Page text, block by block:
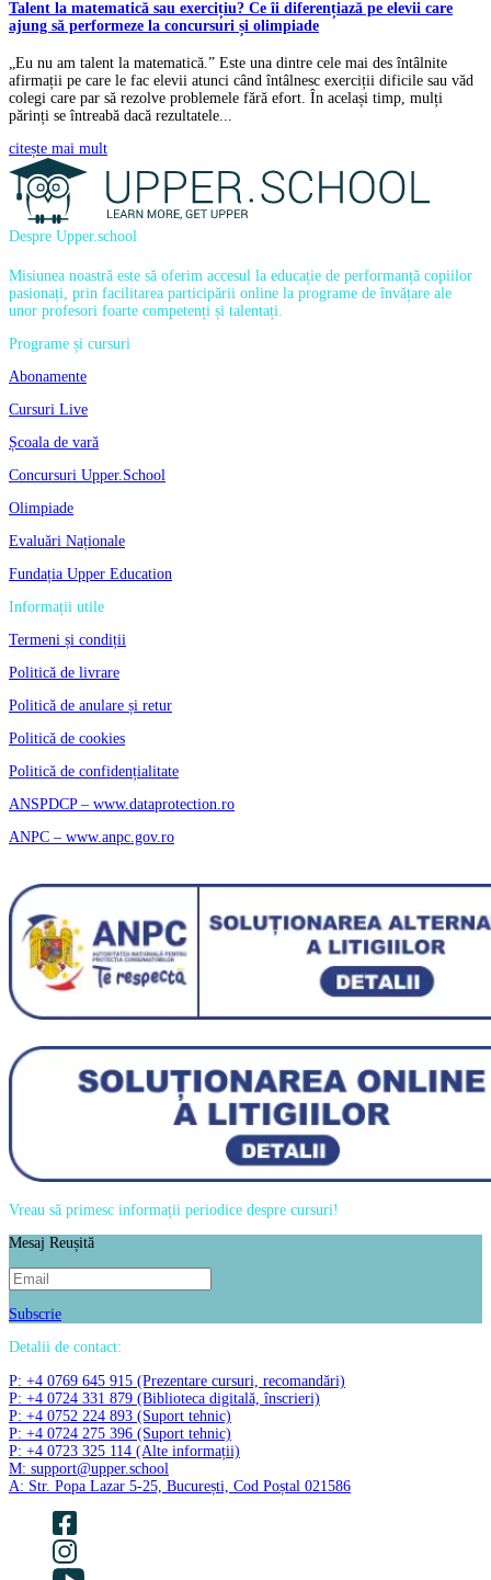
Talent la matematică sau exercițiu? Ce îi diferențiază pe elevii care
ajung să performeze la concursuri și olimpiade
„Eu nu am talent la matematică.” Este una dintre cele mai des întâlnite
afirmații pe care le fac elevii atunci când întâlnesc exerciții dificile sau văd
colegi care par să rezolve problemele fără efort. În același timp, mulți
părinți se întreabă dacă rezultatele...
citește mai mult
Despre Upper.school
Misiunea noastră este să oferim accesul la educație de performanță copiilor
pasionați, prin facilitarea participării online la programe de învățare ale
unor profesori foarte competenți și talentați.
Programe și cursuri
Abonamente
Cursuri Live
Școala de vară
Concursuri Upper.School
Olimpiade
Evaluări Naționale
Fundația Upper Education
Informații utile
Termeni și condiții
Politică de livrare
Politică de anulare și retur
Politică de cookies
Politică de confidențialitate
ANSPDCP – www.dataprotection.ro
ANPC – www.anpc.gov.ro
Vreau să primesc informații periodice despre cursuri!
Mesaj Reușită
Subscrie
Detalii de contact:
P: +4 0769 645 915 (Prezentare cursuri, recomandări)
P: +4 0724 331 879 (Biblioteca digitală, înscrieri)
P: +4 0752 224 893 (Suport tehnic)
P: +4 0724 275 396 (Suport tehnic)
P: +4 0723 325 114 (Alte informații)
M: support@upper.school
A: Str. Popa Lazar 5-25, București, Cod Poștal 021586